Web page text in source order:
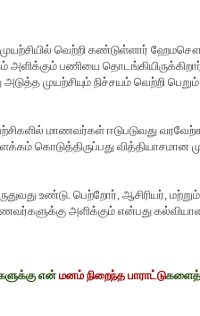
வெற்றி கண்டுள்ளார்
அளிக்கும் பணியை
முயற்சியும் நிச்சயம் வெற்றி
மாணவர்கள் ஈடுபடுவது
கொடுத்திருப்பது வித்தியாசமான
உண்டு. பெற்றோர் ஆசிரியர்
அளிக்கும் என்பது
என்மனம் நிறைந்த பாராட்டுகளைத்